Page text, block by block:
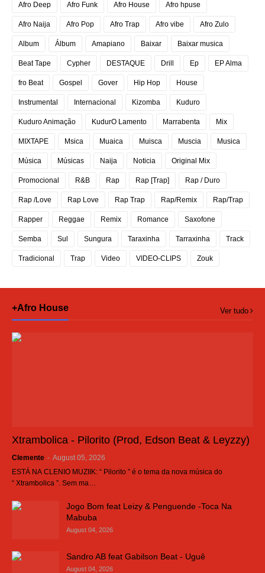
Afro Deep Afro Funk Afro House Afro hpuse
Afro Naija Afro Pop Afro Trap Afro vibe Afro Zulo
Album Álbum Amapiano Baixar Baixar musica
Beat Tape Cypher DESTAQUE Drill Ep EP Alma
fro Beat Gospel Gover Hip Hop House
Instrumental Internacional Kizomba Kuduro
Kuduro Animação KudurO Lamento Marrabenta Mix
MIXTAPE Msica Muaica Muisca Muscia Musica
Música Músicas Naija Noticia Original Mix
Promocional R&B Rap Rap [Trap] Rap / Duro
Rap /Love Rap Love Rap Trap Rap/Remix Rap/Trap
Rapper Reggae Remix Romance Saxofone
Semba Sul Sungura Taraxinha Tarraxinha Track
Tradicional Trap Video VIDEO-CLIPS Zouk
+Afro House Ver tudo
Xtrambolica - Pilorito (Prod, Edson Beat & Leyzzy)
Clemente - August 05, 2026
ESTÁ NA CLENIO MUZIIK: “ Pilorito ” é o tema da nova música do
“ Xtrambolica ”. Sem ma…
Jogo Bom feat Leizy & Penguende -Toca Na
Mabuba
August 04, 2026
Sandro AB feat Gabilson Beat - Uguê
August 04, 2026